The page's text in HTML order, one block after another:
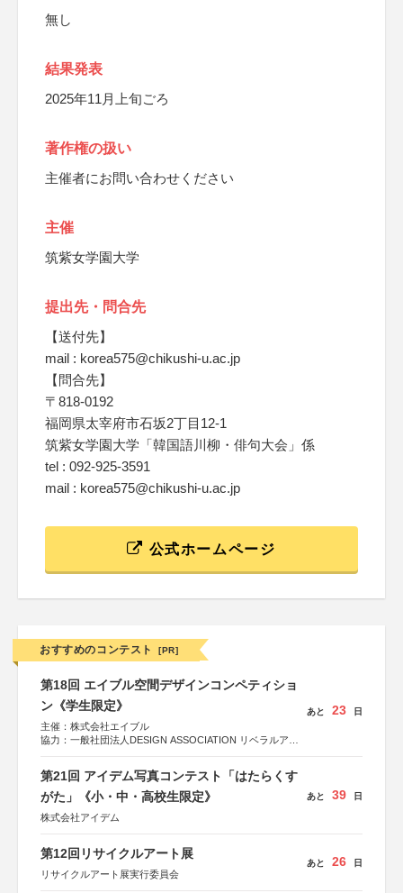
無し
結果発表
2025年11月上旬ごろ
著作権の扱い
主催者にお問い合わせください
主催
筑紫女学園大学
提出先・問合先
【送付先】
mail : korea575@chikushi-u.ac.jp
【問合先】
〒818-0192
福岡県太宰府市石坂2丁目12-1
筑紫女学園大学「韓国語川柳・俳句大会」係
tel : 092-925-3591
mail : korea575@chikushi-u.ac.jp
公式ホームページ
おすすめのコンテスト [PR]
第18回 エイブル空間デザインコンペティショ
ン《学生限定》
主催：株式会社エイブル
協力：一般社団法人DESIGN ASSOCIATION リベラルアー
あと 23 日
第21回 アイデム写真コンテスト「はたらくす
がた」《小・中・高校生限定》
株式会社アイデム
あと 39 日
第12回リサイクルアート展
リサイクルアート展実行委員会
あと 26 日